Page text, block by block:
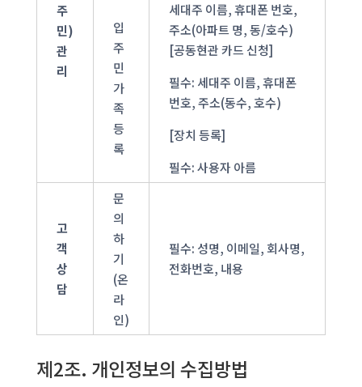
주
민)
관
리
입
주
민
가
족
등
록
세대주 이름, 휴대폰 번호,
주소(아파트 명, 동/호수)
[공동현관 카드 신청]
필수: 세대주 이름, 휴대폰
번호, 주소(동수, 호수)
[장치 등록]
필수: 사용자 아름
고
객
상
담
문
의
하
기
(온
라
인)
필수: 성명, 이메일, 회사명,
전화번호, 내용
제2조. 개인정보의 수집방법